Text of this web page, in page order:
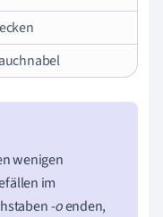
wenigen
im
-oenden,